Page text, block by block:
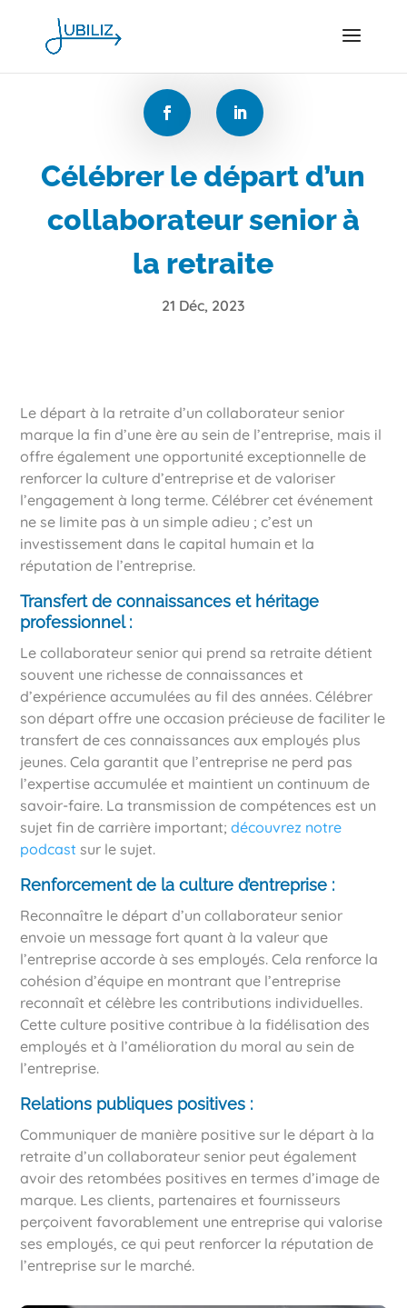
Célébrer le départ d’un
collaborateur senior à
la retraite
21 Déc, 2023
Le départ à la retraite d’un collaborateur senior
marque la fin d’une ère au sein de l’entreprise, mais il
offre également une opportunité exceptionnelle de
renforcer la culture d’entreprise et de valoriser
l’engagement à long terme. Célébrer cet événement
ne se limite pas à un simple adieu ; c’est un
investissement dans le capital humain et la
réputation de l’entreprise.
Transfert de connaissances et héritage
professionnel :
Le collaborateur senior qui prend sa retraite détient
souvent une richesse de connaissances et
d’expérience accumulées au fil des années. Célébrer
son départ offre une occasion précieuse de faciliter le
transfert de ces connaissances aux employés plus
jeunes. Cela garantit que l’entreprise ne perd pas
l’expertise accumulée et maintient un continuum de
savoir-faire. La transmission de compétences est un
sujet fin de carrière important;découvrez notre
podcast sur le sujet.
Renforcement de la culture d’entreprise :
Reconnaître le départ d’un collaborateur senior
envoie un message fort quant à la valeur que
l’entreprise accorde à ses employés. Cela renforce la
cohésion d’équipe en montrant que l’entreprise
reconnaît et célèbre les contributions individuelles.
Cette culture positive contribue à la fidélisation des
employés et à l’amélioration du moral au sein de
l’entreprise.
Relations publiques positives :
Communiquer de manière positive sur le départ à la
retraite d’un collaborateur senior peut également
avoir des retombées positives en termes d’image de
marque. Les clients, partenaires et fournisseurs
perçoivent favorablement une entreprise qui valorise
ses employés, ce qui peut renforcer la réputation de
l’entreprise sur le marché.